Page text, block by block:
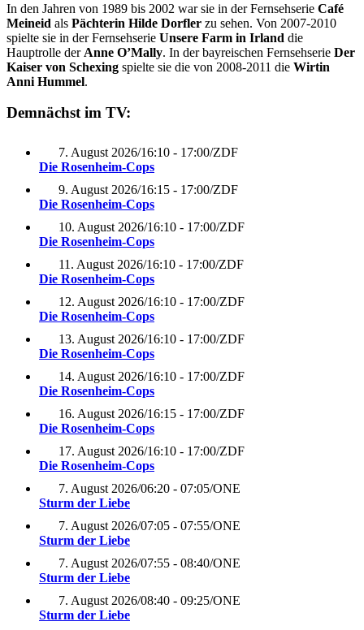
In den Jahren von 1989 bis 2002 war sie in der Fernsehserie Café
Meineid als Pächterin Hilde Dorfler zu sehen. Von 2007-2010
spielte sie in der Fernsehserie Unsere Farm in Irland die
Hauptrolle der Anne O’Mally. In der bayreischen Fernsehserie Der
Kaiser von Schexing spielte sie die von 2008-2011 die Wirtin
Anni Hummel.
Demnächst im TV:
7. August 2026/16:10 - 17:00/ZDF
Die Rosenheim-Cops
9. August 2026/16:15 - 17:00/ZDF
Die Rosenheim-Cops
10. August 2026/16:10 - 17:00/ZDF
Die Rosenheim-Cops
11. August 2026/16:10 - 17:00/ZDF
Die Rosenheim-Cops
12. August 2026/16:10 - 17:00/ZDF
Die Rosenheim-Cops
13. August 2026/16:10 - 17:00/ZDF
Die Rosenheim-Cops
14. August 2026/16:10 - 17:00/ZDF
Die Rosenheim-Cops
16. August 2026/16:15 - 17:00/ZDF
Die Rosenheim-Cops
17. August 2026/16:10 - 17:00/ZDF
Die Rosenheim-Cops
7. August 2026/06:20 - 07:05/ONE
Sturm der Liebe
7. August 2026/07:05 - 07:55/ONE
Sturm der Liebe
7. August 2026/07:55 - 08:40/ONE
Sturm der Liebe
7. August 2026/08:40 - 09:25/ONE
Sturm der Liebe